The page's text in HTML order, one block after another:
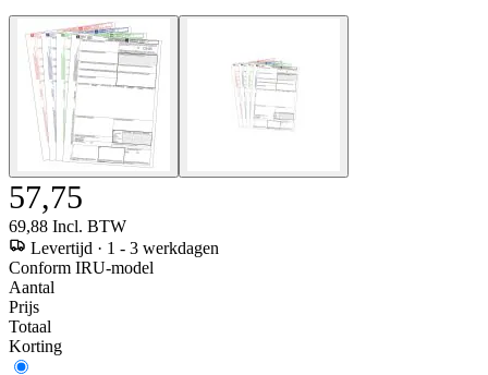
57,75
69,88 Incl. BTW
Levertijd · 1 - 3 werkdagen
Conform IRU-model
Aantal
Prijs
Totaal
Korting